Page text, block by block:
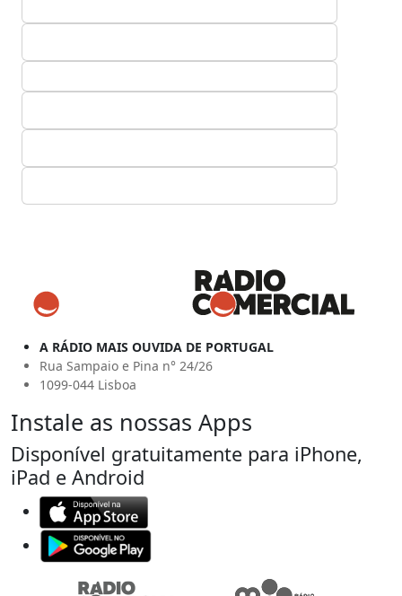
A RÁDIO MAIS OUVIDA DE PORTUGAL
Rua Sampaio e Pina n° 24/26
1099-044 Lisboa
Instale as nossas Apps
Disponível gratuitamente para iPhone,
iPad e Android